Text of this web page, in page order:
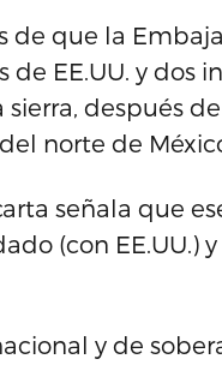
de que la
EE.UU. y dos
después
norte de
señala que
(con
y de